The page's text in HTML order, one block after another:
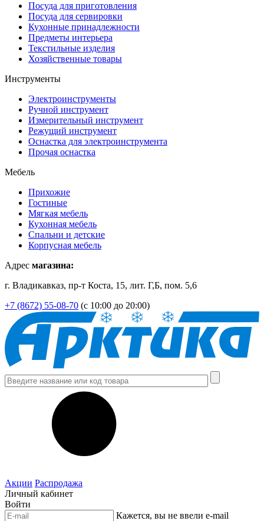
Посуда для приготовления
Посуда для сервировки
Кухонные принадлежности
Предметы интерьера
Текстильные изделия
Хозяйственные товары
Инструменты
Электроинструменты
Ручной инструмент
Измерительный инструмент
Режущий инструмент
Оснастка для электроинструмента
Прочая оснастка
Мебель
Прихожие
Гостиные
Мягкая мебель
Кухонная мебель
Спальни и детские
Корпусная мебель
Адрес магазина:
г. Владикавказ, пр-т Коста, 15, лит. Г,Б, пом. 5,6
+7 (8672) 55-08-70 (с 10:00 до 20:00)
Акции Распродажа
Личный кабинет
Войти
Кажется, вы не ввели e-mail